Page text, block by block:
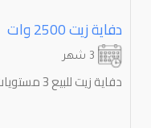
دفاية زيت ⁦⁦2500⁩⁩ وات
دفاية زيت للبيع 3 مستويات 2500 وات